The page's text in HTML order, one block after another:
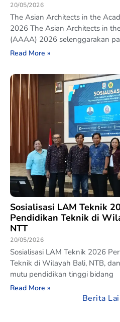
20/05/2026
The Asian Architects in the
2026 The Asian Architects in
(AAAA) 2026 selenggarakan
Read More »
Sosialisasi LAM Teknik
Pendidikan Teknik di
NTT
20/05/2026
Sosialisasi LAM Teknik 2026
Teknik di Wilayah Bali, NTB,
mutu pendidikan tinggi bidang
Read More »
Berita